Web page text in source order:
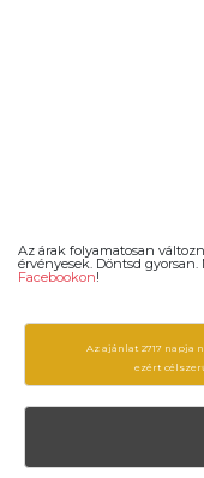
Az árak folyamatosan
érvényesek. Döntsd
Facebookon!
Az ajánlat 2717 napja
ezért